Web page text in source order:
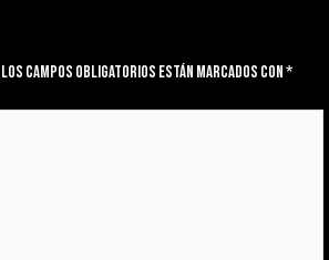
Los campos obligatorios están marcados con*